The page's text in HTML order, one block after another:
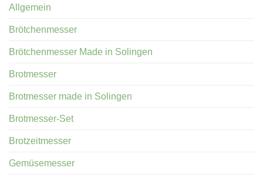
Allgemein
Brötchenmesser
Brötchenmesser Made in Solingen
Brotmesser
Brotmesser made in Solingen
Brotmesser-Set
Brotzeitmesser
Gemüsemesser